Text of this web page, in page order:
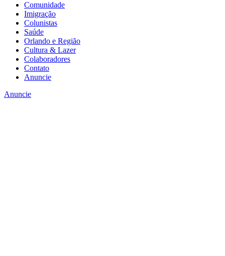
Comunidade
Imigração
Colunistas
Saúde
Orlando e Região
Cultura & Lazer
Colaboradores
Contato
Anuncie
Anuncie